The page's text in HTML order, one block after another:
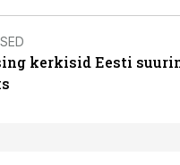
kerkisid Eesti